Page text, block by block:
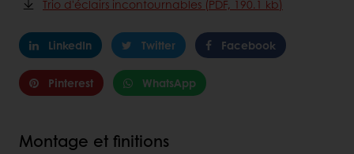
Trio d'éclairs incontournables (PDF, 190.1 kb)
LinkedIn Twitter Facebook
Pinterest WhatsApp
Montage et finitions